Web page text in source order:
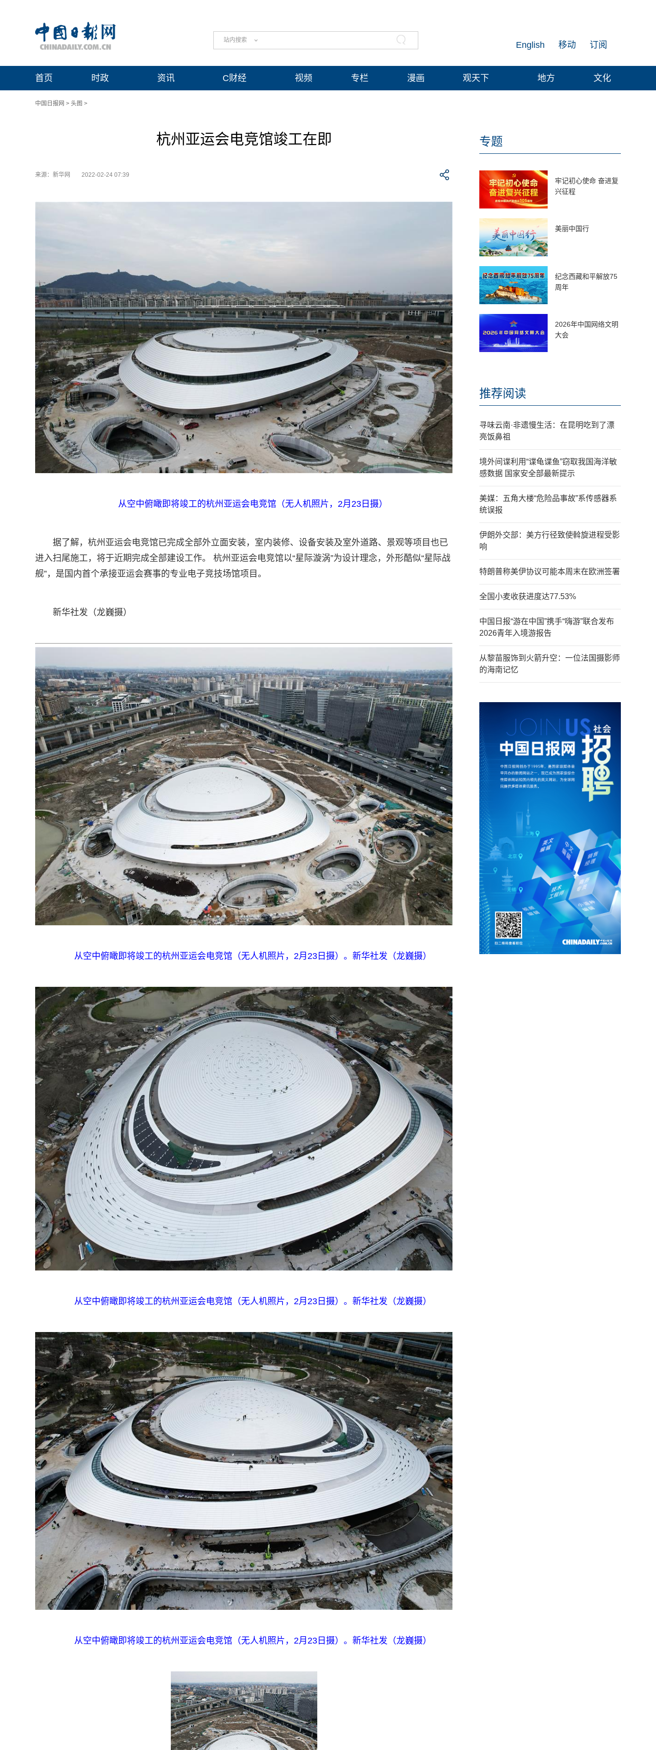
站内搜索 订阅
移动
English
首页 时政 资讯 C财经 视频 专栏 漫画 观天下 地方 文化
中国日报网 > 头图 >
杭州亚运会电竞馆竣工在即
来源：新华网 2022-02-24 07:39
从空中俯瞰即将竣工的杭州亚运会电竞馆（无人机照片，2月23日摄）
据了解，杭州亚运会电竞馆已完成全部外立面安装，室内装修、设备安装及室外道路、景观等项目也已
进入扫尾施工，将于近期完成全部建设工作。 杭州亚运会电竞馆以“星际漩涡”为设计理念，外形酷似“星际战
舰”，是国内首个承接亚运会赛事的专业电子竞技场馆项目。
新华社发（龙巍摄）
从空中俯瞰即将竣工的杭州亚运会电竞馆（无人机照片，2月23日摄）。新华社发（龙巍摄）
从空中俯瞰即将竣工的杭州亚运会电竞馆（无人机照片，2月23日摄）。新华社发（龙巍摄）
从空中俯瞰即将竣工的杭州亚运会电竞馆（无人机照片，2月23日摄）。新华社发（龙巍摄）
专题
牢记初心使命 奋进复
兴征程
美丽中国行
纪念西藏和平解放75
周年
2026年中国网络文明
大会
推荐阅读
寻味云南·非遗慢生活：在昆明吃到了漂
亮饭鼻祖
境外间谍利用“谍龟谍鱼”窃取我国海洋敏
感数据 国家安全部最新提示
美媒：五角大楼“危险品事故”系传感器系
统误报
伊朗外交部：美方行径致使斡旋进程受影
响
特朗普称美伊协议可能本周末在欧洲签署
全国小麦收获进度达77.53%
中国日报“游在中国”携手“嗨游”联合发布
2026青年入境游报告
从黎苗服饰到火箭升空：一位法国摄影师
的海南记忆